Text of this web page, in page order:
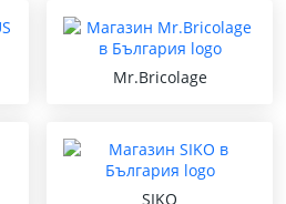
Mr.Bricolage
SIKO